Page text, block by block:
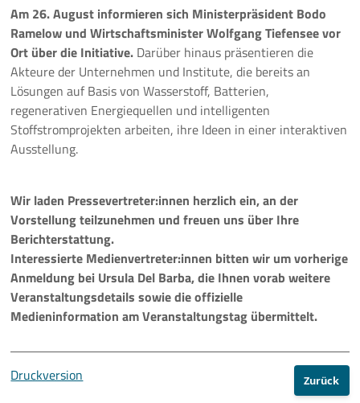
ThEEN-Innovationsdialog
ThEEN-Kongress
ThEEN-Talk
Politische Formate
Aktuelles
Mehr
Am 26. August informieren sich Ministerpräsident Bodo
Ramelow und Wirtschaftsminister Wolfgang Tiefensee vor
Ort über die Initiative. Darüber hinaus präsentieren die
Akteure der Unternehmen und Institute, die bereits an
Lösungen auf Basis von Wasserstoff, Batterien,
regenerativen Energiequellen und intelligenten
Stoffstromprojekten arbeiten, ihre Ideen in einer interaktiven
Ausstellung.
Wir laden Pressevertreter:innen herzlich ein, an der
Vorstellung teilzunehmen und freuen uns über Ihre
Berichterstattung.
Interessierte Medienvertreter:innen bitten wir um vorherige
Anmeldung bei Ursula Del Barba, die Ihnen vorab weitere
Veranstaltungsdetails sowie die offizielle
Medieninformation am Veranstaltungstag übermittelt.
Druckversion Zurück